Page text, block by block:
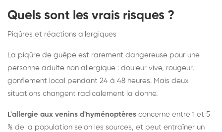
Quels sont les vrais risques ?
Piqûres et réactions allergiques
La piqûre de guêpe est rarement dangereuse pour une
personne adulte non allergique : douleur vive, rougeur,
gonflement local pendant 24 à 48 heures. Mais deux
situations changent radicalement la donne.
L'allergie aux venins d'hyménoptères concerne entre 1 et 5
% de la population selon les sources, et peut entraîner un